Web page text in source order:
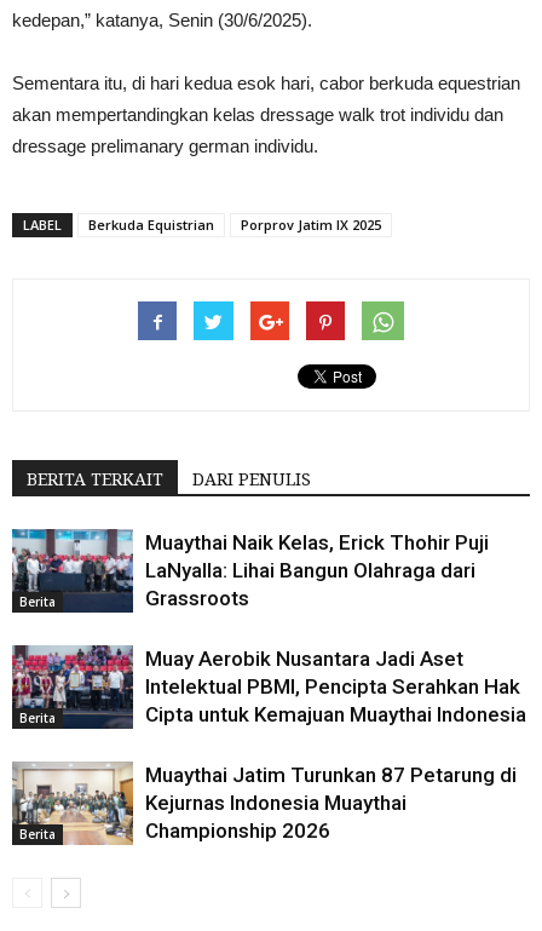
kedepan,” katanya, Senin (30/6/2025).
Sementara itu, di hari kedua esok hari, cabor berkuda equestrian
akan mempertandingkan kelas dressage walk trot individu dan
dressage prelimanary german individu.
LABEL Berkuda Equistrian Porprov Jatim IX 2025
BERITA TERKAIT DARI PENULIS
Berita
Muaythai Naik Kelas, Erick Thohir Puji
LaNyalla: Lihai Bangun Olahraga dari
Grassroots
Berita
Muay Aerobik Nusantara Jadi Aset
Intelektual PBMI, Pencipta Serahkan Hak
Cipta untuk Kemajuan Muaythai Indonesia
Berita
Muaythai Jatim Turunkan 87 Petarung di
Kejurnas Indonesia Muaythai
Championship 2026